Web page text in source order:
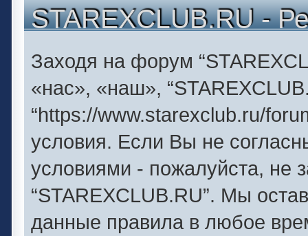
STAREXCLUB.RU -
Заходя на форум
«нас», «наш»,
“https://www.starexclub.ru/
условия. Если Вы не
условиями - пожалуйста, не
“STAREXCLUB.RU”. Мы
данные правила в любое